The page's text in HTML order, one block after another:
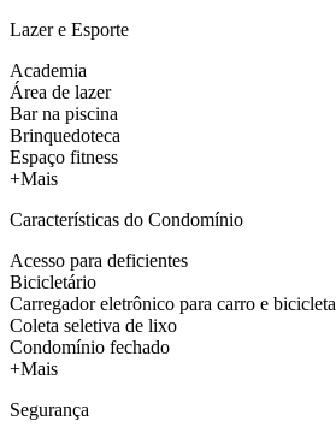
Lazer e Esporte
Academia
Área de lazer
Bar na piscina
Brinquedoteca
Espaço fitness
+Mais
Características do Condomínio
Acesso para deficientes
Bicicletário
Carregador eletrônico para carro e bicicleta
Coleta seletiva de lixo
Condomínio fechado
+Mais
Segurança